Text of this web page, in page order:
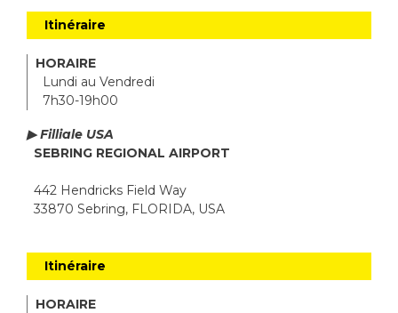
Itinéraire
HORAIRE
Lundi au Vendredi
7h30-19h00
▶ Filliale USA
SEBRING REGIONAL AIRPORT
442 Hendricks Field Way
33870 Sebring, FLORIDA, USA
Itinéraire
HORAIRE